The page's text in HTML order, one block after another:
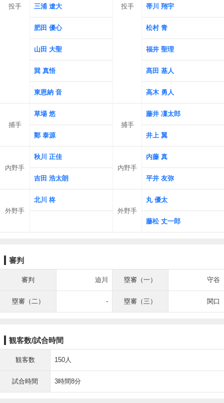
投手 投手
三浦 遼大 帯川 翔宇
肥田 優心 松村 青
山田 大聖 福井 聖理
巽 真悟 髙田 基人
東恩納 音 高木 勇人
捕手
草場 悠
捕手
藤井 凜太郎
鄭 泰源 井上 翼
内野手
秋川 正佳
内野手
内藤 真
吉田 浩太朗 平井 友弥
外野手
北川 柊
外野手
丸 優太
藤松 丈一郎
審判
審判 迫川 塁審（一） 守谷
塁審（二） - 塁審（三） 関口
観客数/試合時間
観客数 150人
試合時間 3時間8分